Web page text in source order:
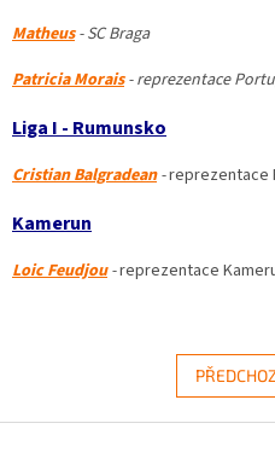
Matheus - SC Braga
Patricia Morais- reprezentace
Liga I - Rumunsko
Cristian Balgradean -reprezentace
Kamerun
Loic Feudjou-reprezentace